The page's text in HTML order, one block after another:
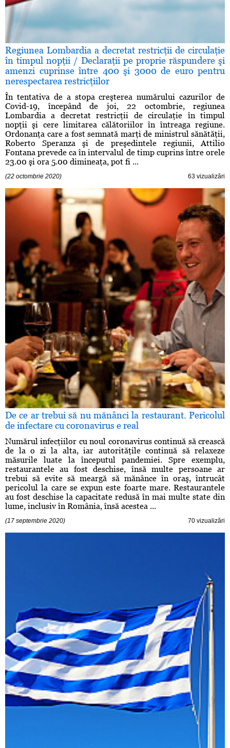
Regiunea Lombardia a decretat restricţii de circulaţie
în timpul nopţii / Declaraţii pe proprie răspundere şi
amenzi cuprinse între 400 şi 3000 de euro pentru
nerespectarea restricţiilor
În tentativa de a stopa creşterea numărului cazurilor de
Covid-19, începând de joi, 22 octombrie, regiunea
Lombardia a decretat restricţii de circulaţie în timpul
nopţii şi cere limitarea călătoriilor în întreaga regiune.
Ordonanţa care a fost semnată marţi de ministrul sănătăţii,
Roberto Speranza şi de preşedintele regiunii, Attilio
Fontana prevede ca în intervalul de timp cuprins între orele
23.00 şi ora 5.00 dimineaţa, pot fi ...
(22 octombrie 2020) 63 vizualizări
De ce ar trebui să nu mănânci la restaurant. Pericolul
de infectare cu coronavirus e real
Numărul infecţiilor cu noul coronavirus continuă să crească
de la o zi la alta, iar autorităţile continuă să relaxeze
măsurile luate la începutul pandemiei. Spre exemplu,
restaurantele au fost deschise, însă multe persoane ar
trebui să evite să meargă să mănânce în oraş, întrucât
pericolul la care se expun este foarte mare. Restaurantele
au fost deschise la capacitate redusă în mai multe state din
lume, inclusiv în România, însă acestea ...
(17 septembrie 2020) 70 vizualizări